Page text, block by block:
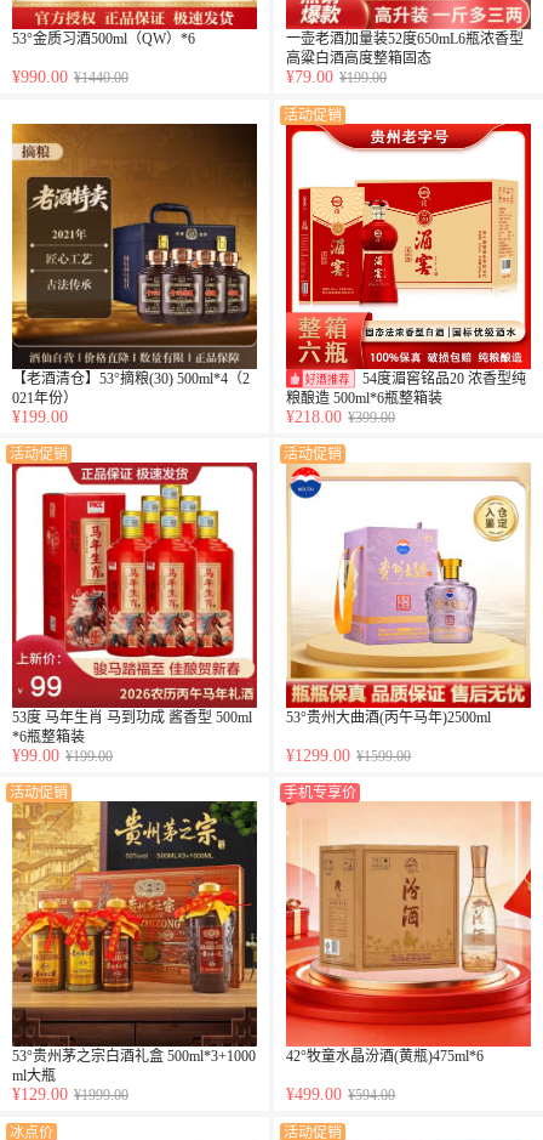
53°金质习酒500ml（QW）*6
¥990.00 ¥1440.00
一壶老酒加量装52度650mL6瓶浓香型
高粱白酒高度整箱固态
¥79.00 ¥199.00
【老酒清仓】53°摘粮(30) 500ml*4（2
021年份）
¥199.00
活动促销
54度湄窖铭品20 浓香型纯
粮酿造 500ml*6瓶整箱装
¥218.00 ¥399.00
活动促销
53度 马年生肖 马到功成 酱香型 500ml
*6瓶整箱装
¥99.00 ¥199.00
活动促销
53°贵州大曲酒(丙午马年)2500ml
¥1299.00 ¥1599.00
活动促销
53°贵州茅之宗白酒礼盒 500ml*3+1000
ml大瓶
¥129.00 ¥1999.00
手机专享价
42°牧童水晶汾酒(黄瓶)475ml*6
¥499.00 ¥594.00
冰点价 活动促销